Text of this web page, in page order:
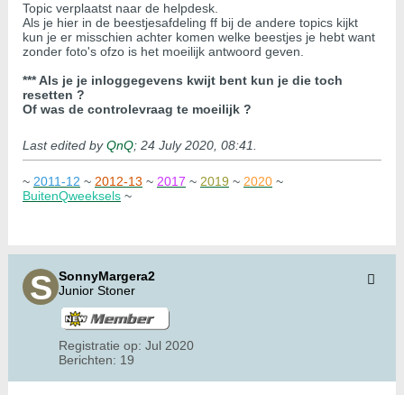
Topic verplaatst naar de helpdesk.
Als je hier in de beestjesafdeling ff bij de andere topics kijkt
kun je er misschien achter komen welke beestjes je hebt want
zonder foto's ofzo is het moeilijk antwoord geven.
*** Als je je inloggegevens kwijt bent kun je die toch
resetten ?
Of was de controlevraag te moeilijk ?
Last edited byQnQ; 24 July 2020, 08:41
~ 2011-12 ~ 2012-13 ~ 2017 ~ 2019 ~ 2020 ~
BuitenQweeksels ~
SonnyMargera2
Junior Stoner
Registratie op: Jul 2020
Berichten: 19